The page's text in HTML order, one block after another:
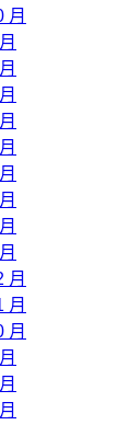
月
月
月
月